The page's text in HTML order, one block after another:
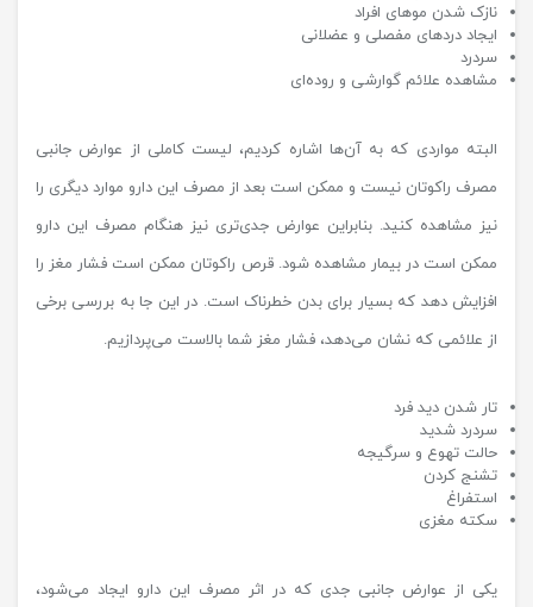
نازک شدن موهای افراد
ایجاد دردهای مفصلی و عضلانی
سردرد
مشاهده علائم گوارشی و روده‌ای
البته مواردی که به آن‌ها اشاره کردیم، لیست کاملی از عوارض جانبی
مصرف راکوتان نیست و ممکن است بعد از مصرف این دارو موارد دیگری را
نیز مشاهده کنید. بنابراین عوارض جدی‌تری نیز هنگام مصرف این دارو
ممکن است در بیمار مشاهده شود. قرص راکوتان ممکن است فشار مغز را
افزایش دهد که بسیار برای بدن خطرناک است. در این جا به بررسی برخی
از علائمی که نشان می‌دهد، فشار مغز شما بالاست می‌پردازیم.
تار شدن دید فرد
سردرد شدید
حالت تهوع و سرگیجه
تشنج کردن
استفراغ
سکته مغزی
یکی از عوارض جانبی جدی که در اثر مصرف این دارو ایجاد می‌شود،